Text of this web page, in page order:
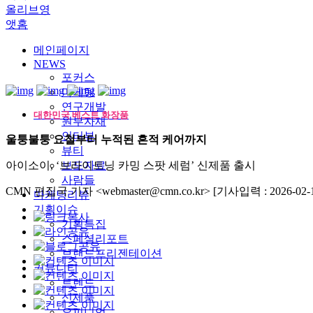
올리브영
앳홈
메인페이지
NEWS
포커스
마케팅
연구개발
원부자재
인터뷰
뷰티
보도자료
사람들
마케팅리뷰
기획이슈
기획특집
스페셜리포트
브랜드프리젠테이션
커뮤니티
트렌드
신제품
대한민국 베스트 화장품
울퉁불퉁 요철부터 누적된 흔적 케어까지
아이소이, ‘브라이트닝 카밍 스팟 세럼’ 신제품 출시
CMN 편집국 기자 <webmaster@cmn.co.kr> [기사입력 : 2026-